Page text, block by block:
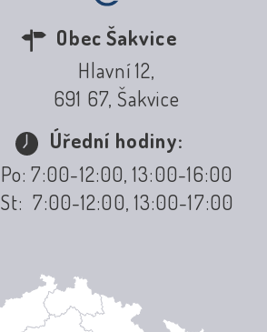
Obec Šakvice
Hlavní 12,
691 67, Šakvice
Úřední hodiny:
Po: 7:00-12:00, 13:00-16:00
St: 7:00-12:00, 13:00-17:00